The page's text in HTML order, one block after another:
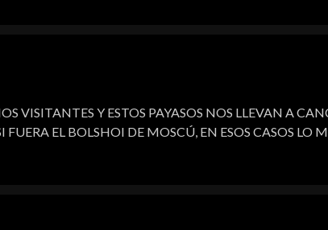
VISITANTES Y ESTOS PAYASOS NOS LLEVAN A
EL BOLSHOI DE MOSCÚ, EN ESOS CASOS LO